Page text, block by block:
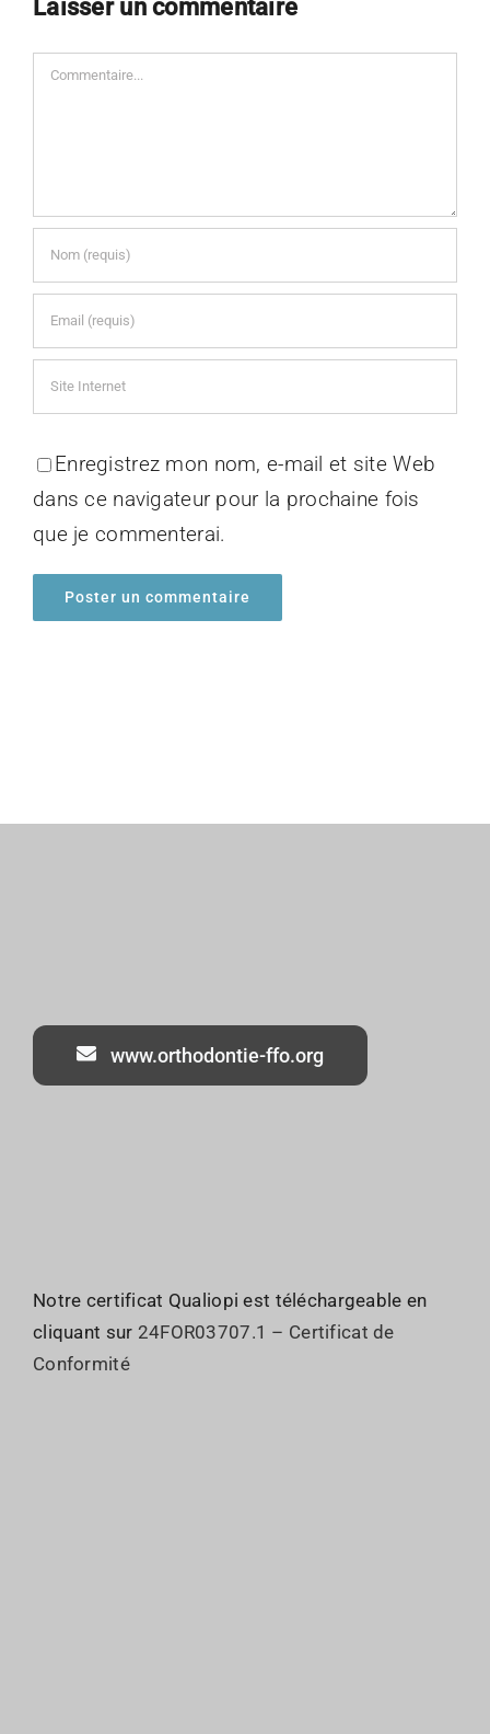
Laisser un commentaire
Commentaire
Enregistrez mon nom, e-mail et site Web
dans ce navigateur pour la prochaine fois
que je commenterai.
www.orthodontie-ffo.org
Notre certificat Qualiopi est téléchargeable en
cliquant sur 24FOR03707.1 – Certificat de
Conformité